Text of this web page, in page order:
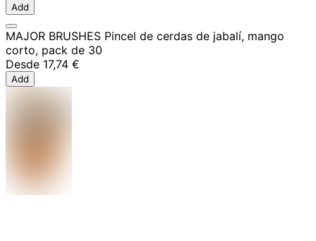
Add
MAJOR BRUSHES Pincel de cerdas de jabalí, mango
corto, pack de 30
Desde 17,74 €
Add